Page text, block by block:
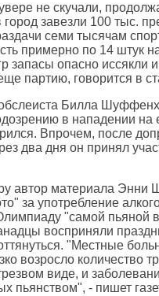
не скучали,
завезли 100 тыс.
семи тысячам
примерно по 14 штук
запасы опасно иссякли
партию, говорится в
Билла
в нападении на
Впрочем, после
два дня он принял
автор материала Энни
за употребление
"самой пьяной
восприняли
"Местные
возросло количество
виде, и
пьянством", - пишет